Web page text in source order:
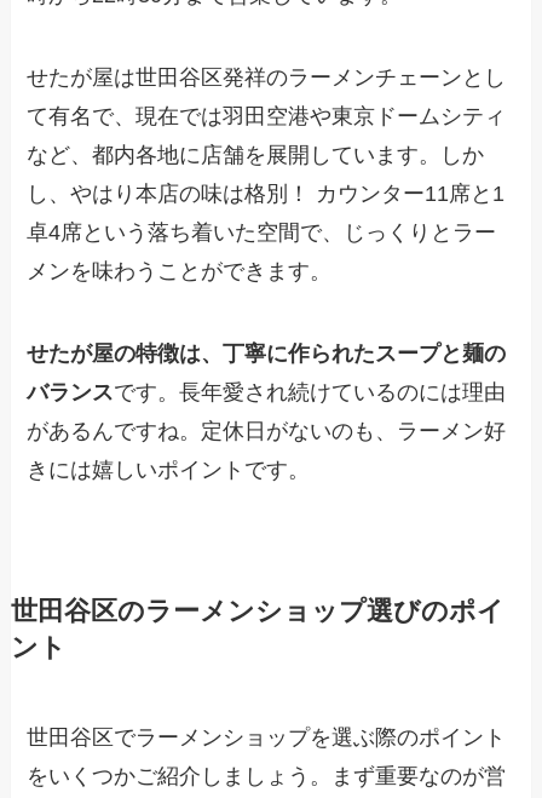
せたが屋は世田谷区発祥のラーメンチェーンとし
て有名で、現在では羽田空港や東京ドームシティ
など、都内各地に店舗を展開しています。しか
し、やはり本店の味は格別！ カウンター11席と1
卓4席という落ち着いた空間で、じっくりとラー
メンを味わうことができます。
せたが屋の特徴は、丁寧に作られたスープと麺の
バランスです。長年愛され続けているのには理由
があるんですね。定休日がないのも、ラーメン好
きには嬉しいポイントです。
世田谷区のラーメンショップ選びのポイ
ント
世田谷区でラーメンショップを選ぶ際のポイント
をいくつかご紹介しましょう。まず重要なのが営